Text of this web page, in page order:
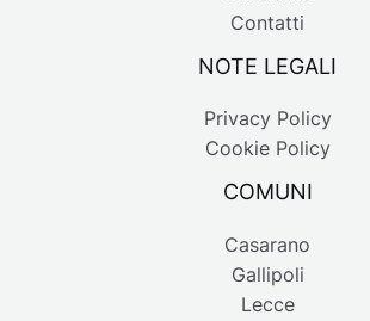
Contatti
NOTE LEGALI
Privacy Policy
Cookie Policy
COMUNI
Casarano
Gallipoli
Lecce